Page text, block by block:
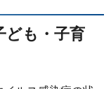
も・子育